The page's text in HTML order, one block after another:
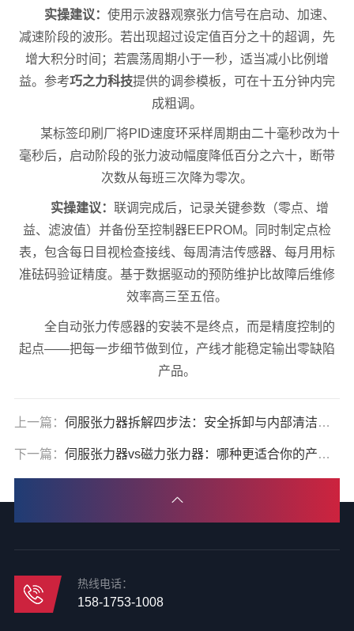
实操建议： 使用示波器观察张力信号在启动、加速、
减速阶段的波形。若出现超过设定值百分之十的超调，先
增大积分时间；若震荡周期小于一秒，适当减小比例增
益。参考巧之力科技提供的调参模板，可在十五分钟内完
成粗调。
某标签印刷厂将PID速度环采样周期由二十毫秒改为十
毫秒后，启动阶段的张力波动幅度降低百分之六十，断带
次数从每班三次降为零次。
实操建议： 联调完成后，记录关键参数（零点、增
益、滤波值）并备份至控制器EEPROM。同时制定点检
表，包含每日目视检查接线、每周清洁传感器、每月用标
准砝码验证精度。基于数据驱动的预防维护比故障后维修
效率高三至五倍。
全自动张力传感器的安装不是终点，而是精度控制的
起点——把每一步细节做到位，产线才能稳定输出零缺陷
产品。
上一篇： 伺服张力器拆解四步法：安全拆卸与内部清洁实用教程
下一篇： 伺服张力器vs磁力张力器：哪种更适合你的产线？
热线电话：
158-1753-1008